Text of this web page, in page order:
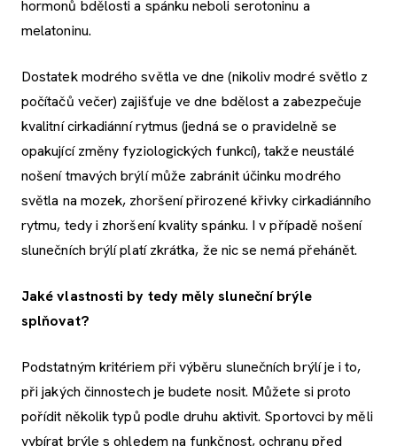
hormonů bdělosti a spánku neboli serotoninu a
melatoninu.
Dostatek modrého světla ve dne (nikoliv modré světlo z
počítačů večer) zajišťuje ve dne bdělost a zabezpečuje
kvalitní cirkadiánní rytmus (jedná se o pravidelně se
opakující změny fyziologických funkcí), takže neustálé
nošení tmavých brýlí může zabránit účinku modrého
světla na mozek, zhoršení přirozené křivky cirkadiánního
rytmu, tedy i zhoršení kvality spánku. I v případě nošení
slunečních brýlí platí zkrátka, že nic se nemá přehánět.
Jaké vlastnosti by tedy měly sluneční brýle
splňovat?
Podstatným kritériem při výběru slunečních brýlí je i to,
při jakých činnostech je budete nosit. Můžete si proto
pořídit několik typů podle druhu aktivit. Sportovci by měli
vybírat brýle s ohledem na funkčnost, ochranu před